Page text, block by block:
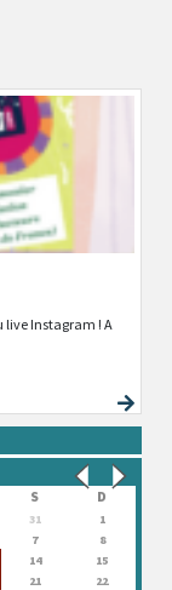
live Instagram ! A
S D
31
1
7
8
14
15
21
22